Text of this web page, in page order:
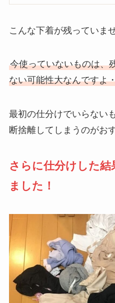
こんな下着が残っていま
今使っていないものは、
ない可能性大なんですよ
最初の仕分けでいらない
断捨離してしまうのがお
さらに仕分けした
ました！